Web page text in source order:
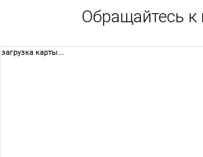
Обращайтесь к
загрузка карты...